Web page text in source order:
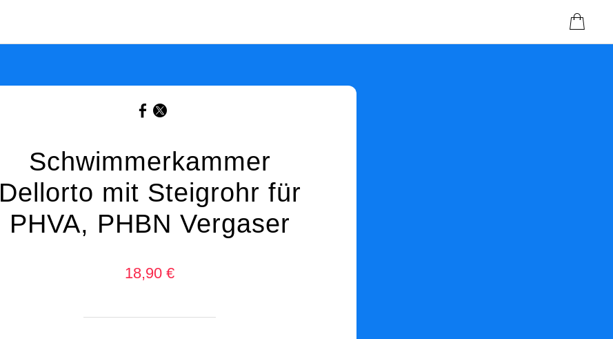
Schwimmerkammer
Dellorto mit Steigrohr für
PHVA, PHBN Vergaser
18,90 €